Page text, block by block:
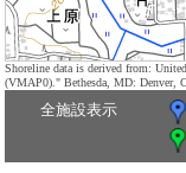
Shoreline data is derived from:
(VMAP0)." Bethesda, MD: Denver,
全施設表示